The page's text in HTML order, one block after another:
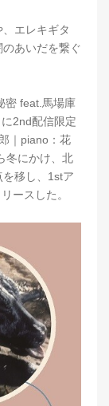
エレキギタ
あいだを繋ぐ
密 feat.馬場庫
2nd配信限定
｜piano：花
冬にかけ、北
移し、1stア
ースした。